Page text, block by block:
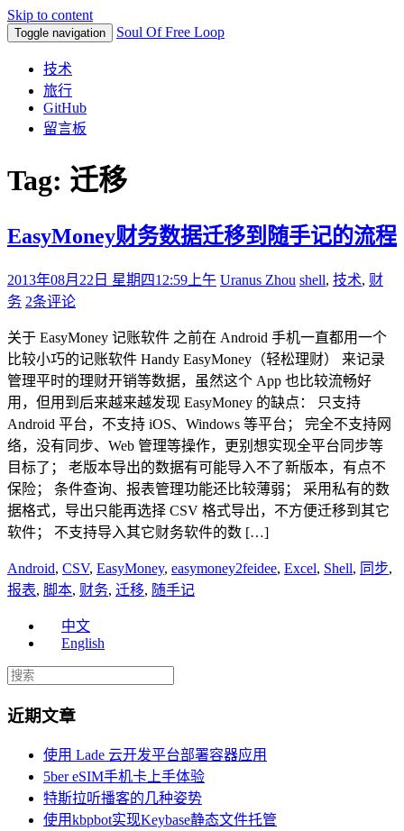
Skip to content
Toggle navigation Soul Of Free Loop
技术
旅行
GitHub
留言板
Tag: 迁移
EasyMoney财务数据迁移到随手记的流程
2013年08月22日 星期四12:59上午 Uranus Zhou shell, 技术, 财
务 2条评论
关于 EasyMoney 记账软件 之前在 Android 手机一直都用一个
比较小巧的记账软件 Handy EasyMoney（轻松理财） 来记录
管理平时的理财开销等数据，虽然这个 App 也比较流畅好
用，但用到后来越来越发现 EasyMoney 的缺点： 只支持
Android 平台，不支持 iOS、Windows 等平台； 完全不支持网
络，没有同步、Web 管理等操作，更别想实现全平台同步等
目标了； 老版本导出的数据有可能导入不了新版本，有点不
保险； 条件查询、报表管理功能还比较薄弱； 采用私有的数
据格式，导出只能再选择 CSV 格式导出，不方便迁移到其它
软件； 不支持导入其它财务软件的数 […]
Android, CSV, EasyMoney, easymoney2feidee, Excel, Shell, 同步,
报表, 脚本, 财务, 迁移, 随手记
中文
English
近期文章
使用 Lade 云开发平台部署容器应用
5ber eSIM手机卡上手体验
特斯拉听播客的几种姿势
使用kbpbot实现Keybase静态文件托管